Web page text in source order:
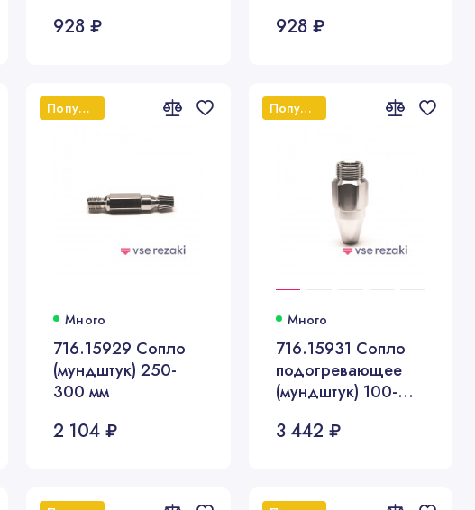
928 ₽ 928 ₽
Популярный
Много
716.15929 Сопло
(мундштук) 250-
300 мм
2 104 ₽
Популярный
Много
716.15931 Сопло
подогревающее
(мундштук) 100-
3 442 ₽